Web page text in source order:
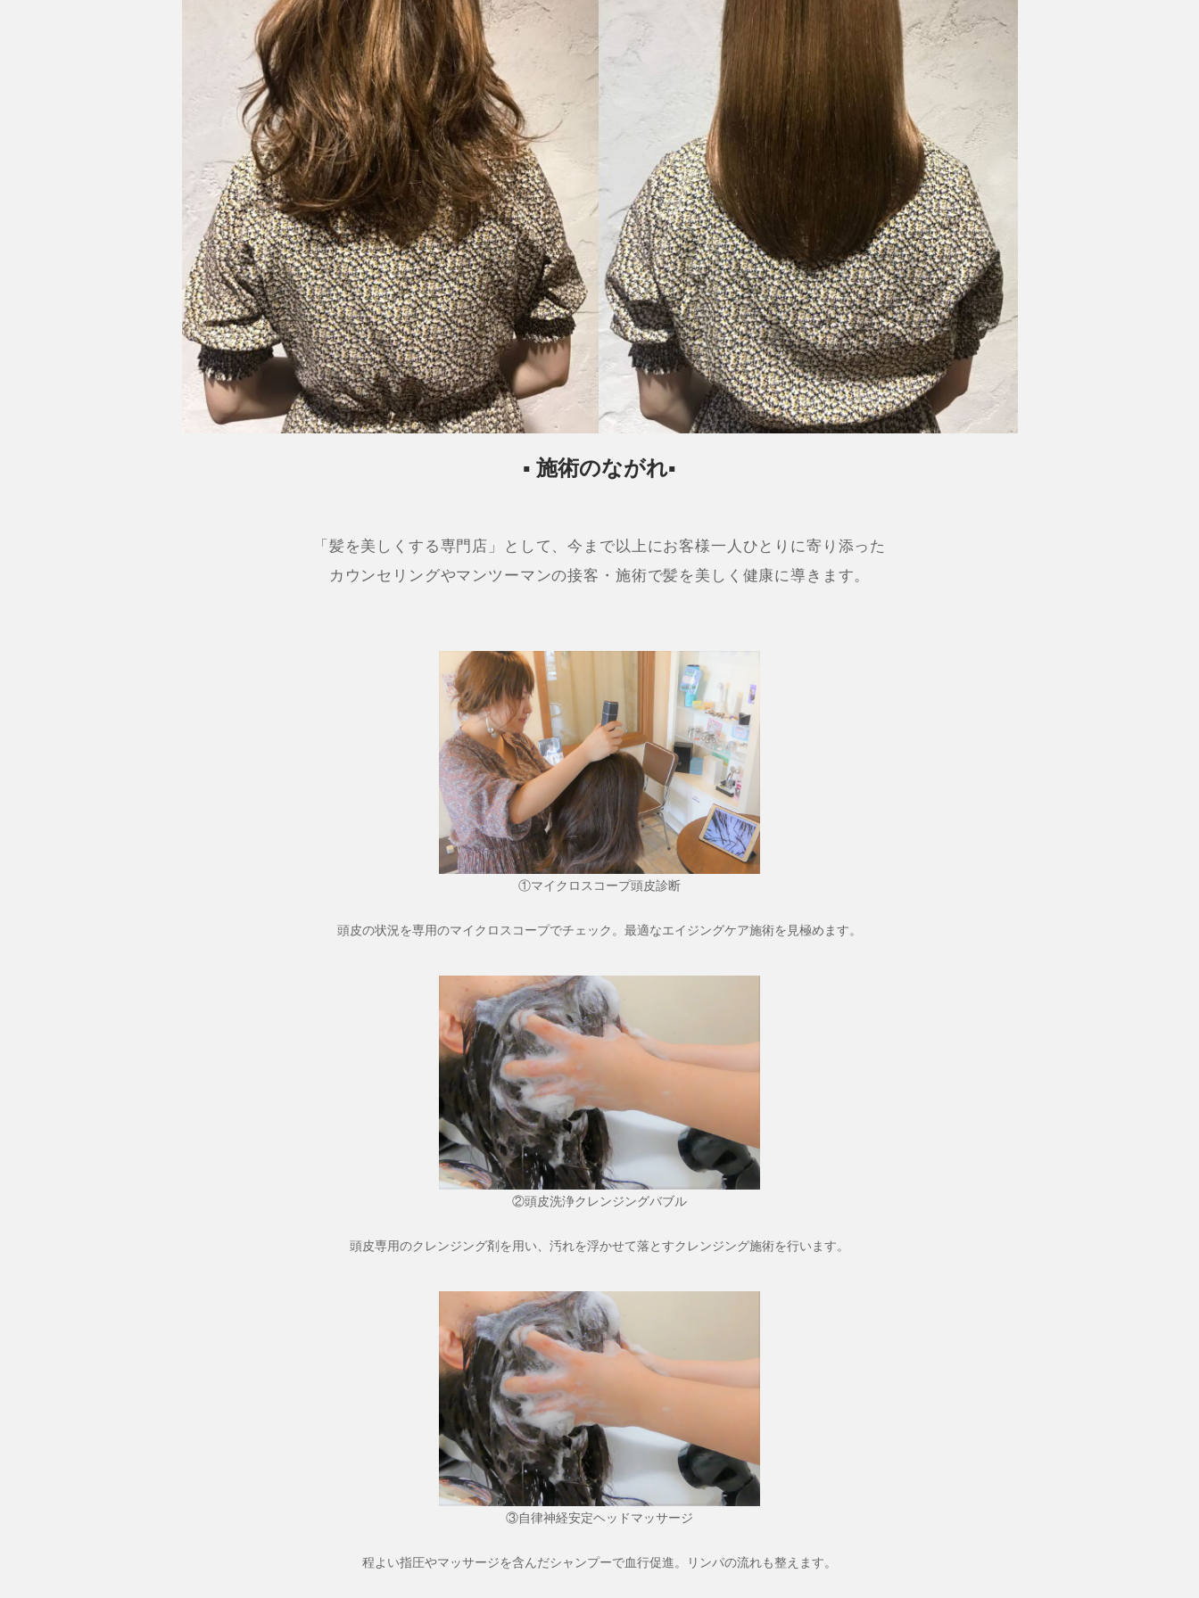
▪ 施術のながれ▪
「髪を美しくする専門店」として、今まで以上にお客様一人ひとりに寄り添った
カウンセリングやマンツーマンの接客・施術で髪を美しく健康に導きます。
①マイクロスコープ頭皮診断
頭皮の状況を専用のマイクロスコープでチェック。最適なエイジングケア施術を見極めます。
②頭皮洗浄クレンジングバブル
頭皮専用のクレンジング剤を用い、汚れを浮かせて落とすクレンジング施術を行います。
③自律神経安定ヘッドマッサージ
程よい指圧やマッサージを含んだシャンプーで血行促進。リンパの流れも整えます。